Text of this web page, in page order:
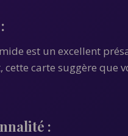
:
est un excellent
cette carte suggère que
: